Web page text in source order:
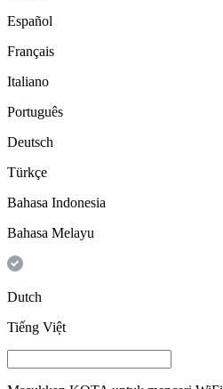
Español
Français
Italiano
Português
Deutsch
Türkçe
Bahasa Indonesia
Bahasa Melayu
Dutch
Tiếng Việt